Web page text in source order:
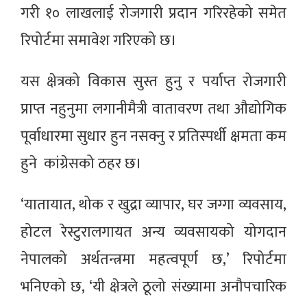
गरी १० लाखलाई रोजगारी प्रदान गरिरहेको समेत
रिपोर्टमा समावेश गरिएको छ।
यस क्षेत्रको विकास सुस्त हुनु र पर्याप्त रोजगारी
प्राप्त नहुनुमा लगानीमैत्री वातावरण तथा औद्योगिक
पूर्वाधारमा सुधार हुन नसक्नु र प्रतिस्पर्धी क्षमता कम
हुने कांग्रेसको ठहर छ।
‘यातायात, थोक र खुद्रा व्यापार, घर जग्गा व्यवसाय,
होटल रेस्टुरालगायत अन्य व्यवसायको योगदान
नेपालको अर्थतन्त्रमा महत्वपूर्ण छ,’ रिपोर्टमा
भनिएको छ, ‘यी क्षेत्रले ठूलो संख्यामा अनौपचारिक